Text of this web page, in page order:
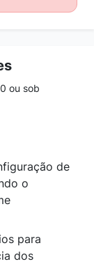
ou sob
de
o
para
dos